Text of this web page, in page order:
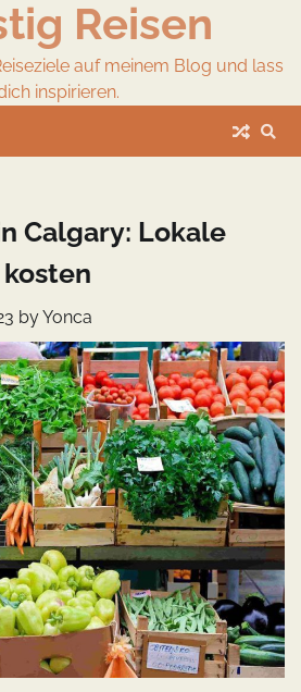
Reisen
auf meinem Blog und lass
inspirieren.
Calgary: Lokale
byYonca